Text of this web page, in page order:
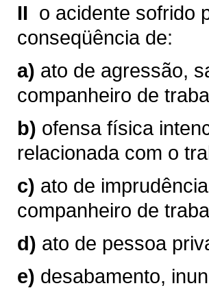
II  o acidente sofrido
conseqüência de:
a) ato de agressão,
companheiro de
b) ofensa física
relacionada com o
c) ato de
companheiro de
d) ato de pessoa
e) desabamento,